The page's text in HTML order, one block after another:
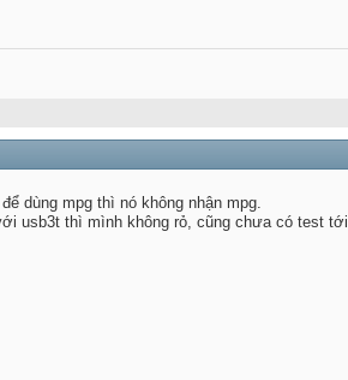
dùng mpg thì nó không nhận mpg.
usb3t thì mình không rỏ, cũng chưa có test tới